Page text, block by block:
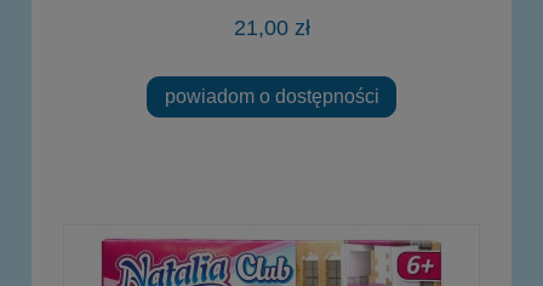
21,00 zł
powiadom o dostępności